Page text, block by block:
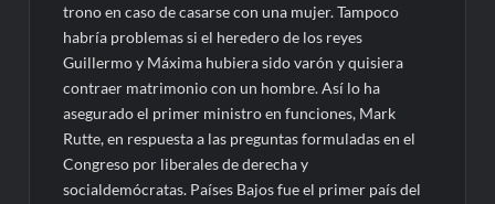
trono en caso de casarse con una mujer. Tampoco
habría problemas si el heredero de los reyes
Guillermo y Máxima hubiera sido varón y quisiera
contraer matrimonio con un hombre. Así lo ha
asegurado el primer ministro en funciones, Mark
Rutte, en respuesta a las preguntas formuladas en el
Congreso por liberales de derecha y
socialdemócratas. Países Bajos fue el primer país del